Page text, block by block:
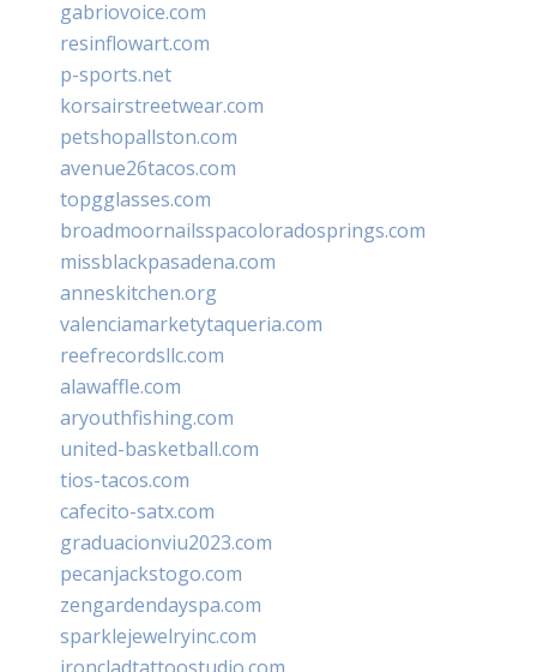
gabriovoice.com
resinflowart.com
p-sports.net
korsairstreetwear.com
petshopallston.com
avenue26tacos.com
topgglasses.com
broadmoornailsspacoloradosprings.com
missblackpasadena.com
anneskitchen.org
valenciamarketytaqueria.com
reefrecordsllc.com
alawaffle.com
aryouthfishing.com
united-basketball.com
tios-tacos.com
cafecito-satx.com
graduacionviu2023.com
pecanjackstogo.com
zengardendayspa.com
sparklejewelryinc.com